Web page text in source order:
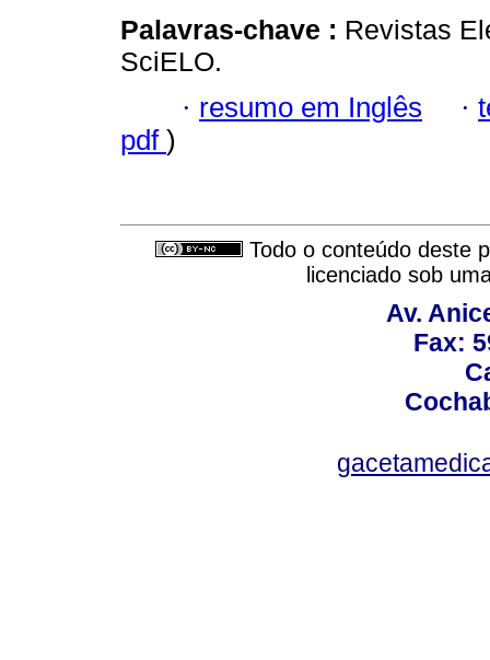
Palavras-chave : Revistas
SciELO.
· resumo em Inglês ·
pdf )
Todo o conteúdo deste
licenciado sob
Av.
Fax: